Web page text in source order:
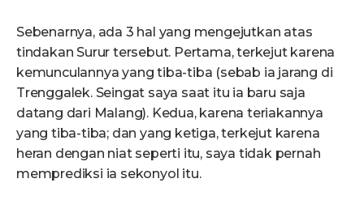
Sebenarnya, ada 3 hal yang mengejutkan atas
tindakan Surur tersebut. Pertama, terkejut karena
kemunculannya yang tiba-tiba (sebab ia jarang di
Trenggalek. Seingat saya saat itu ia baru saja
datang dari Malang). Kedua, karena teriakannya
yang tiba-tiba; dan yang ketiga, terkejut karena
heran dengan niat seperti itu, saya tidak pernah
memprediksi ia sekonyol itu.